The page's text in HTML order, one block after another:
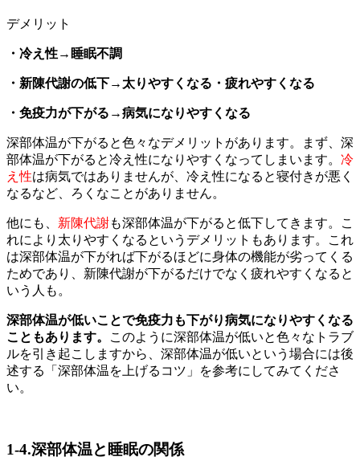
デメリット
・冷え性→睡眠不調
・新陳代謝の低下→太りやすくなる・疲れやすくなる
・免疫力が下がる→病気になりやすくなる
深部体温が下がると色々なデメリットがあります。まず、深
部体温が下がると冷え性になりやすくなってしまいます。 冷
え性は病気ではありませんが、冷え性になると寝付きが悪く
なるなど、ろくなことがありません。
他にも、 新陳代謝も深部体温が下がると低下してきます。こ
れにより太りやすくなるというデメリットもあります。これ
は深部体温が下がれば下がるほどに身体の機能が劣ってくる
ためであり、新陳代謝が下がるだけでなく疲れやすくなると
いう人も。
深部体温が低いことで免疫力も下がり病気になりやすくなる
こともあります。
このように深部体温が低いと色々なトラブ
ルを引き起こしますから、深部体温が低いという場合には後
述する「深部体温を上げるコツ」を参考にしてみてくださ
い。
1-4.深部体温と睡眠の関係